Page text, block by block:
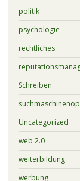
politik
psychologie
rechtliches
Schreiben
Uncategorized
web 2.0
weiterbildung
werbung